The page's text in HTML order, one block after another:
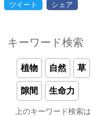
ツイート シェア
キーワード検索
植物 自然 草
隙間 生命力
上のキーワード検索は